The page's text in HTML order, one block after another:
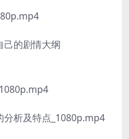
己的剧情大纲
分析及特点_1080p.mp4